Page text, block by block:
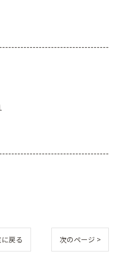
戻る 次のページ >